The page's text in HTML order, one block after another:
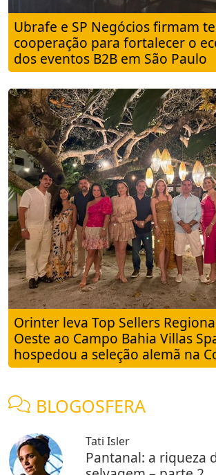
Ubrafe e SP Negócios firmam
cooperação para fortalecer o
dos eventos B2B em São Paulo
Orinter leva Top Sellers
Oeste ao Campo Bahia Villas
hospedou a seleção alemã na
BLOGOSFERA
Tati Isler
Pantanal: a riqueza